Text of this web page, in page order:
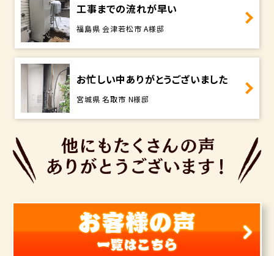
工事までの流れが早い
福島県 会津若松市 A様邸
お忙しい中ありがとうございました
宮城県 名取市 N様邸